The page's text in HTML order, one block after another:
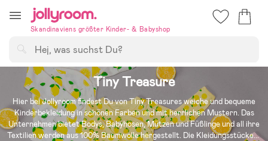
till
innehålletSkandinaviens größter Kinder- & Babyshop
Tiny Treasure
Hier bei Jollyroom findest Du von Tiny Treasures weiche und bequeme
Kinderbekleidung in schönen Farben und mit herrlichen Mustern. Das
Unternehmen bietet Bodys, Babyhosen, Mützen und Füßlinge und all ihre
Textilien werden aus 100% Baumwolle hergestellt. Die Kleidungsstücke...